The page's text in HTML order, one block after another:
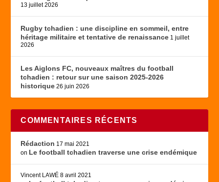
13 juillet 2026
Rugby tchadien : une discipline en sommeil, entre
héritage militaire et tentative de renaissance 1 juillet
2026
Les Aiglons FC, nouveaux maîtres du football
tchadien : retour sur une saison 2025-2026
historique 26 juin 2026
COMMENTAIRES RÉCENTS
Rédaction 17 mai 2021
on Le football tchadien traverse une crise endémique
Vincent LAWÉ 8 avril 2021